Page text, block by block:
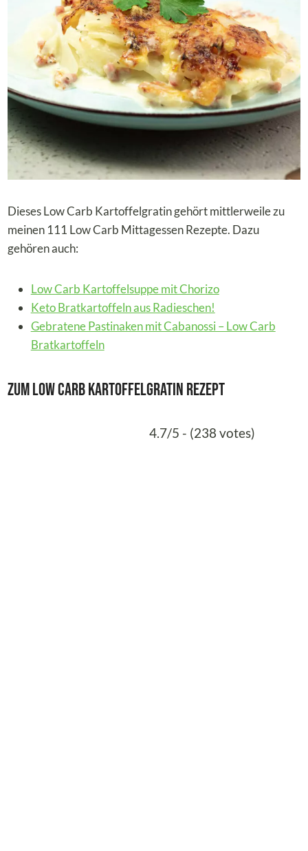
Dieses Low Carb Kartoffelgratin gehört mittlerweile zu
meinen 111 Low Carb Mittagessen Rezepte. Dazu
gehören auch:
Low Carb Kartoffelsuppe mit Chorizo
Keto Bratkartoffeln aus Radieschen!
Gebratene Pastinaken mit Cabanossi – Low Carb
Bratkartoffeln
Zum Low Carb Kartoffelgratin Rezept
4.7/5 - (238 votes)